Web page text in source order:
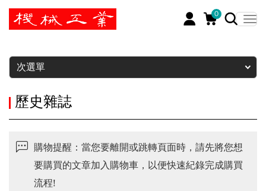
0
暫停
次選單
歷史雜誌
購物提醒：當您要離開或跳轉頁面時，請先將您想
要購買的文章加入購物車，以便快速紀錄完成購買
流程!